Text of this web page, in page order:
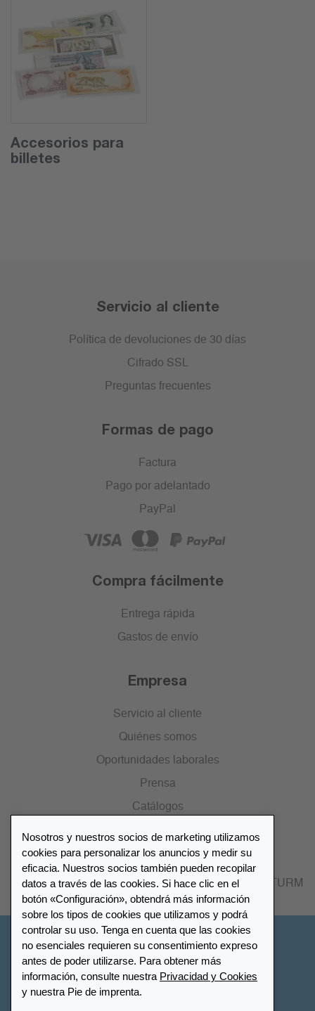
Accesorios para
billetes
Servicio al cliente
Política de devoluciones de 30 días
Cifrado SSL
Preguntas frecuentes
Formas de pago
Factura
Pago por adelantado
PayPal
Compra fácilmente
Entrega rápida
Gastos de envío
Empresa
Servicio al cliente
Quiénes somos
Oportunidades laborales
Prensa
Catálogos
Lista de distribuidores
Encuentre su distribuidor más cercano LEUCHTTURM
Nosotros y nuestros socios de marketing utilizamos
cookies para personalizar los anuncios y medir su
eficacia. Nuestros socios también pueden recopilar
datos a través de las cookies. Si hace clic en el
botón «Configuración», obtendrá más información
sobre los tipos de cookies que utilizamos y podrá
controlar su uso. Tenga en cuenta que las cookies
no esenciales requieren su consentimiento expreso
antes de poder utilizarse. Para obtener más
información, consulte nuestra Privacidad y Cookies
y nuestra Pie de imprenta.
Configuración de cookies Privacidad y Cookies
Declaración de accesibilidad